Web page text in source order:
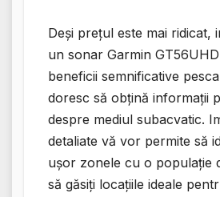
Deși prețul este mai ridicat,
un sonar Garmin
beneficii semnificative
doresc să obțină informații
despre mediul subacvatic.
detaliate vă vor permite să
ușor zonele cu o populație
să găsiți locațiile ideale